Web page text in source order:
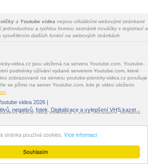
Souhlasím
stránka používá cookies. Více informací
a Youtube videa nejsou oficiálními webovými stránkami
jednoduchou a rychlou formou seznámit nováčky s registrací a
vysvětlením dalších funkcí na webových stránkách
videa.cz jsou uložená na serveru Youtube.com. Youtube-
podmínky užívání vydané serverem Youtube.com, které
zobrazované na serveru youtube-pisnicky-videa.cz porušuje
se přímo na server Youtube.com, kde je video uloženo
.
žádné citlivé informace o svých uživatelích. Nicméně
sbírat mohou. Jde především o služby sdílení na
reklamy.
videa 2026 |
negativů, fotek . Digitalizace a vylepšení VHS kazet.